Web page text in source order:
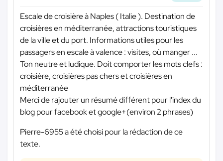
Escale de croisière à Naples ( Italie ). Destination de
croisières en méditerranée, attractions touristiques
de la ville et du port. Informations utiles pour les
passagers en escale à valence : visites, où manger ...
Ton neutre et ludique. Doit comporter les mots clefs :
croisière, croisières pas chers et croisières en
méditerranée
Merci de rajouter un résumé différent pour l'index du
blog pour facebook et google+(environ 2 phrases)
Pierre-6955 a été choisi pour la rédaction de ce
texte.